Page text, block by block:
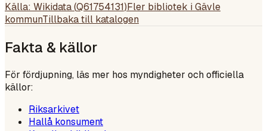
Källa: Wikidata (Q61754131)Fler bibliotek i Gävle
kommunTillbaka till katalogen
Fakta & källor
För fördjupning, läs mer hos myndigheter och officiella
källor:
Riksarkivet
Hallå konsument